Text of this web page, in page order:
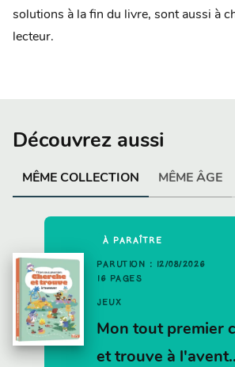
solutions à la fin du livre, sont aussi à
lecteur.
Découvrez aussi
MÊME COLLECTION MÊME ÂGE
À PARAÎTRE
PARUTION : 12/08/2026
16 PAGES
JEUX
Mon tout premier
et trouve à